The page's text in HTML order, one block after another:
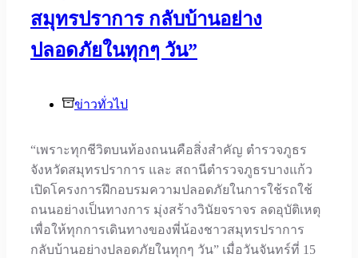
สมุทรปราการ กลับบ้านอย่าง
ปลอดภัยในทุกๆ วัน”
ข่าวทั่วไป
“เพราะทุกชีวิตบนท้องถนนคือสิ่งสำคัญ ตำรวจภูธร
จังหวัดสมุทรปราการ และ สถานีตำรวจภูธรบางแก้ว
เปิดโครงการฝึกอบรมความปลอดภัยในการใช้รถใช้
ถนนอย่างเป็นทางการ มุ่งสร้างวินัยจราจร ลดอุบัติเหตุ
เพื่อให้ทุกการเดินทางของพี่น้องชาวสมุทรปราการ
กลับบ้านอย่างปลอดภัยในทุกๆ วัน” เมื่อวันจันทร์ที่ 15